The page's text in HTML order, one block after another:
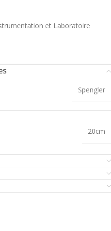
et Laboratoire
Spengler
20cm